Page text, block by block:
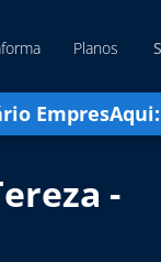
Planos
EmpresAqui:
-